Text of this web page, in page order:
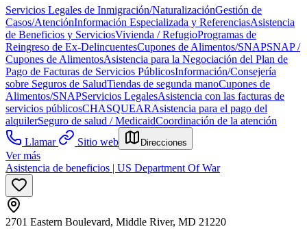
Servicios Legales de Inmigración/NaturalizaciónGestión de
Casos/AtenciónInformación Especializada y ReferenciasAsistencia
de Beneficios y ServiciosVivienda / RefugioProgramas de
Reingreso de Ex-DelincuentesCupones de Alimentos/SNAPSNAP /
Cupones de AlimentosAsistencia para la Negociación del Plan de
Pago de Facturas de Servicios PúblicosInformación/Consejería
sobre Seguros de SaludTiendas de segunda manoCupones de
Alimentos/SNAPServicios LegalesAsistencia con las facturas de
servicios públicosCHASQUEARAsistencia para el pago del
alquilerSeguro de salud / MedicaidCoordinación de la atención
Llamar
Sitio web Direcciones
Ver más
Asistencia de beneficios | US Department Of War
2701 Eastern Boulevard, Middle River, MD 21220